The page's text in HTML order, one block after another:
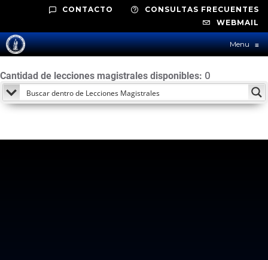
CONTACTO
CONSULTAS FRECUENTES
WEBMAIL
Menu≡
Cantidad de lecciones magistrales disponibles: 0